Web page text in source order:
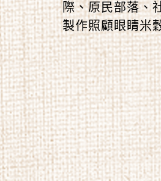
際、原民部落、
製作照顧眼睛米